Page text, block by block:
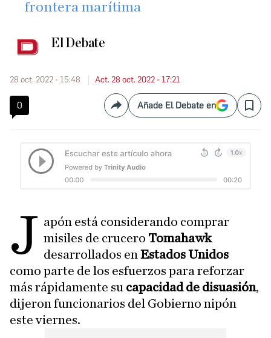
frontera marítima
El Debate
28 oct. 2022 - 15:48 Act. 28 oct. 2022 - 17:21
0 CompartirAñade El Debate en Save
J apón está considerando comprar
misiles de crucero Tomahawk
desarrollados enEstados Unidos
como parte de los esfuerzos para reforzar
más rápidamente su capacidad de disuasión,
dijeron funcionarios del Gobierno nipón
este viernes.